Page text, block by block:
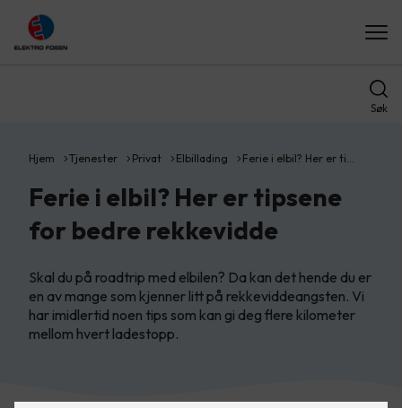
Søk
Hjem Tjenester Privat Elbillading Ferie i elbil? Her er ti…
Ferie i elbil? Her er tipsene
for bedre rekkevidde
Skal du på roadtrip med elbilen? Da kan det hende du er
en av mange som kjenner litt på rekkeviddeangsten. Vi
har imidlertid noen tips som kan gi deg flere kilometer
mellom hvert ladestopp.